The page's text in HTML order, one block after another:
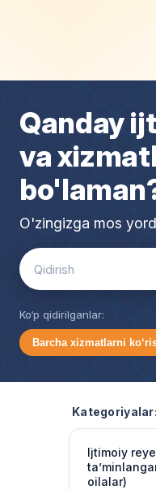
mtiy oz
Qanday
va
O'zingizga mos
Search
for:
Ko‘p qidirilganlar:
Barcha xizmatlarni
Kategoriyalar:
Ijtimoiy
oilalar)